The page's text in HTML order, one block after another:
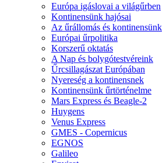
Európa igáslovai a világűrben
Kontinensünk hajósai
Az űrállomás és kontinensünk
Európai űrpolitika
Korszerű oktatás
A Nap és bolygótestvéreink
Űrcsillagászat Európában
Nyereség a kontinensnek
Kontinensünk űrtörténelme
Mars Express és Beagle-2
Huygens
Venus Express
GMES - Copernicus
EGNOS
Galileo